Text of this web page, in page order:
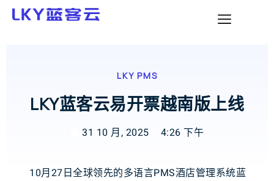
LKY PMS
LKY蓝客云易开票越南版上线
31 10 月, 2025 4:26 下午
10月27日全球领先的多语言PMS酒店管理系统蓝